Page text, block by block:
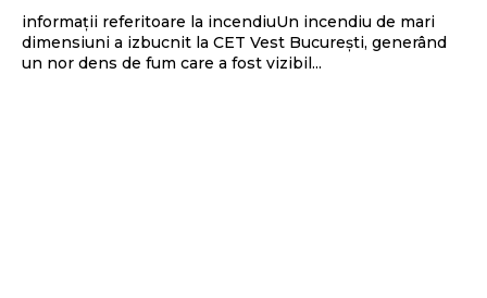
informații referitoare la incendiuUn incendiu de mari
dimensiuni a izbucnit la CET Vest București, generând
un nor dens de fum care a fost vizibil...